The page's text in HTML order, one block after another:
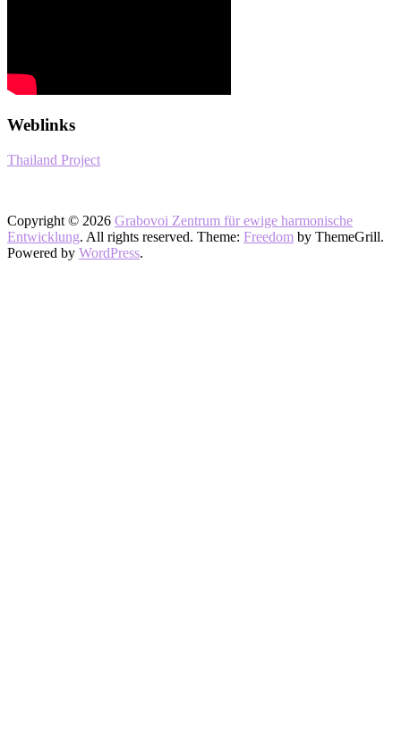
Weblinks
Thailand Project
Copyright © 2026 Grabovoi Zentrum für ewige harmonische
Entwicklung. All rights reserved. Theme: Freedom by ThemeGrill.
Powered by WordPress.